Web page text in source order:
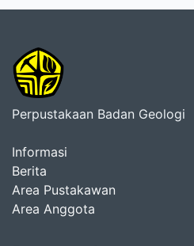
Perpustakaan Badan Geologi
Informasi
Berita
Area Pustakawan
Area Anggota